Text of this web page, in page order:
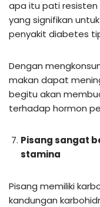
apa itu pati resisten
yang signifikan
penyakit diabetes
Dengan
makan dapat
begitu akan
terhadap hormon
Pisang sangat
stamina
Pisang memiliki
kandungan